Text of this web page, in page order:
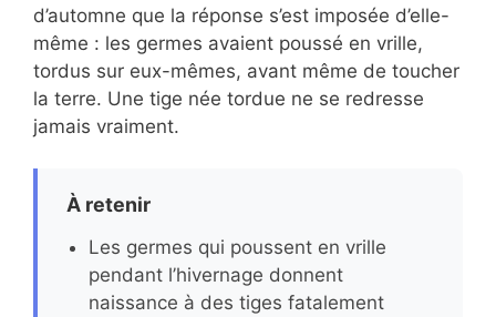
d’automne que la réponse s’est imposée d’elle-
même : les germes avaient poussé en vrille,
tordus sur eux-mêmes, avant même de toucher
la terre. Une tige née tordue ne se redresse
jamais vraiment.
À retenir
Les germes qui poussent en vrille
pendant l’hivernage donnent
naissance à des tiges fatalement